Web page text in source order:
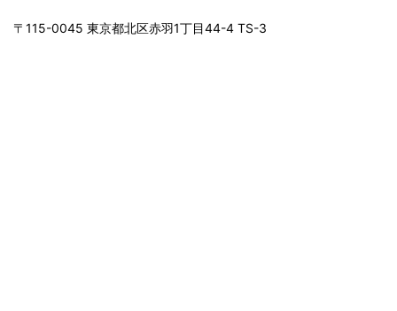
〒115-0045 東京都北区赤羽1丁目44-4 TS-3